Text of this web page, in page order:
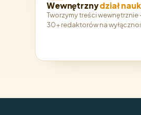
Wewnętrznydział
Tworzymy treści wewnętrznie
30+ redaktorów na